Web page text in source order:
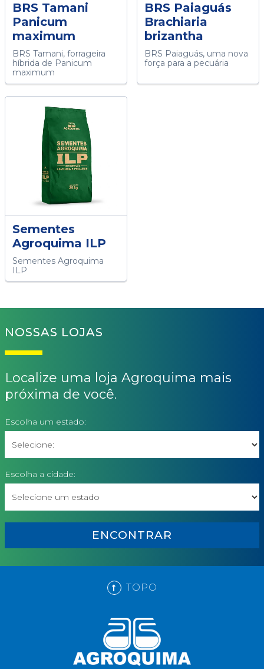
BRS Tamani
Panicum
maximum
BRS Tamani, forrageira
híbrida de Panicum
maximum
BRS Paiaguás
Brachiaria
brizantha
BRS Paiaguás, uma nova
força para a pecuária
Sementes
Agroquima ILP
Sementes Agroquima
ILP
NOSSAS LOJAS
Localize uma loja Agroquima mais
próxima de você.
Escolha um estado:
Escolha a cidade:
ENCONTRAR
TOPO